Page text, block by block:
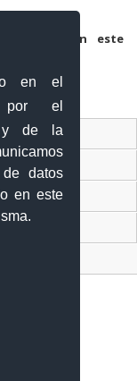
en el
el
y de la
datos
en este
y web en este